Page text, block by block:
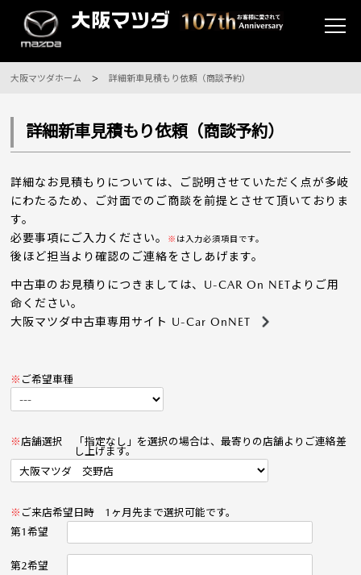
大阪マツダホーム 詳細新車見積もり依頼（商談予約）
詳細新車見積もり依頼（商談予約）
詳細なお見積もりについては、ご説明させていただく点が多岐
にわたるため、ご対面でのご商談を前提とさせて頂いておりま
す。
必要事項にご入力ください。
※ は入力必須項目です。
後ほど担当より確認のご連絡をさしあげます。
中古車のお見積りにつきましては、U-CAR On NETよりご用
命ください。
大阪マツダ中古車専用サイト U-Car OnNET
※ ご希望車種
※ 店舗選択
「指定なし」を選択の場合は、最寄りの店舗よりご連絡差
し上げます。
※ ご来店希望日時
1ヶ月先まで選択可能です。
第1希望
第2希望